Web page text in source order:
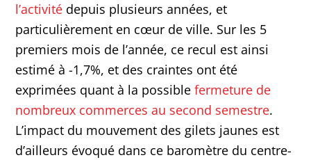
l’activité depuis plusieurs années, et
particulièrement en cœur de ville. Sur les 5
premiers mois de l’année, ce recul est ainsi
estimé à -1,7%, et des craintes ont été
exprimées quant à la possiblefermeture de
nombreux commerces au second semestre.
L’impact du mouvement des gilets jaunes est
d’ailleurs évoqué dans ce baromètre du centre-